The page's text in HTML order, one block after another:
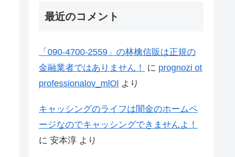
最近のコメント
「090-4700-2559」の林檎信販は正規の
金融業者ではありません！
に prognozi ot
professionalov_mlOl より
キャッシングのライフは闇金のホームペ
ージなのでキャッシングできませんよ！
に 安本淳 より